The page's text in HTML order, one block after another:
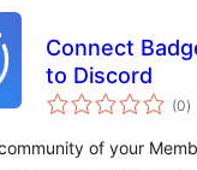
Connect
to Discord
(0)
of your